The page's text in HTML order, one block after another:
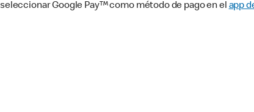
Google Pay™ como método de pago en elapp